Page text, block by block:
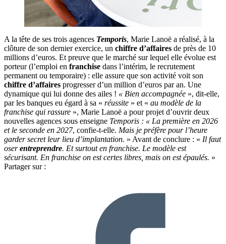
A la tête de ses trois agences Temporis, Marie Lanoë a réalisé, à la
clôture de son dernier exercice, un chiffre d’affaires de près de 10
millions d’euros. Et preuve que le marché sur lequel elle évolue est
porteur (l’emploi en franchise dans l’intérim, le recrutement
permanent ou temporaire) : elle assure que son activité voit son
chiffre d’affaires progresser d’un million d’euros par an. Une
dynamique qui lui donne des ailes ! « Bien accompagnée », dit-elle,
par les banques eu égard à sa « réussite » et « au modèle de la
franchise qui rassure », Marie Lanoë a pour projet d’ouvrir deux
nouvelles agences sous enseigne Temporis : « La première en 2026
et le seconde en 2027, confie-t-elle. Mais je préfère pour l’heure
garder secret leur lieu d’implantation. » Avant de conclure : « Il faut
oserentreprendre. Et surtout en franchise. Le modèle est
sécurisant. En franchise on est certes libres, mais on est épaulés. »
Partager sur :